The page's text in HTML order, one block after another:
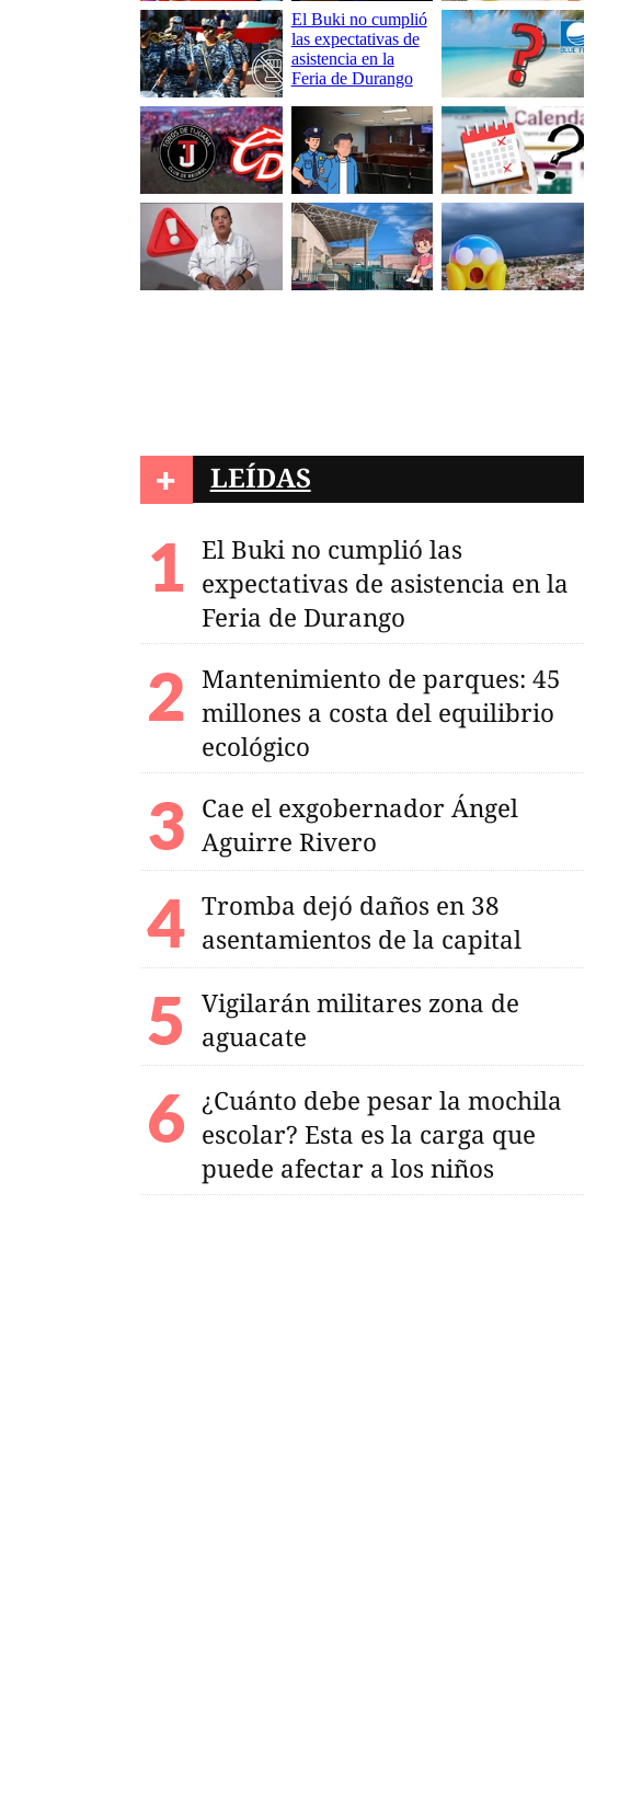
+ LEÍDAS
El Buki no cumplió las
expectativas de asistencia en la
Feria de Durango
Mantenimiento de parques: 45
millones a costa del equilibrio
ecológico
Cae el exgobernador Ángel
Aguirre Rivero
Tromba dejó daños en 38
asentamientos de la capital
Vigilarán militares zona de
aguacate
¿Cuánto debe pesar la mochila
escolar? Esta es la carga que
puede afectar a los niños